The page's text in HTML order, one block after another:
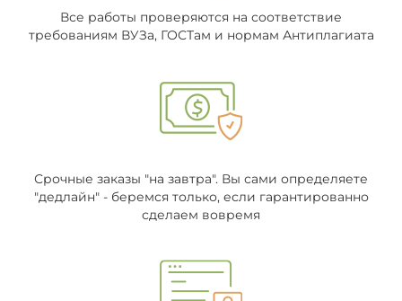
Все работы проверяются на соответствие
требованиям ВУЗа, ГОСТам и нормам Антиплагиата
Срочные заказы "на завтра". Вы сами определяете
"дедлайн" - беремся только, если гарантированно
сделаем вовремя